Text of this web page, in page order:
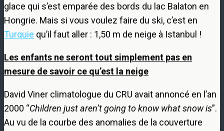
glace qui s’est emparée des bords du lac Balaton en
Hongrie. Mais si vous voulez faire du ski, c’est en
Turquie qu’il faut aller : 1,50 m de neige à Istanbul !
Les enfants ne seront tout simplement pas en
mesure de savoir ce qu’est la neige
David Viner climatologue du CRU avait annoncé en l’an
2000 “Children just aren’t going to know what snow is”.
Au vu de la courbe des anomalies de la couverture